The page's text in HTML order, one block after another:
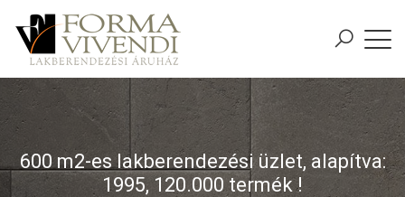
600 m2-es lakberendezési üzlet, alapítva:
1995, 120.000 termék !